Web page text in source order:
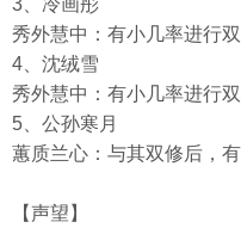
3、冷画彤
秀外慧中：有小几率进行
4、沈绒雪
秀外慧中：有小几率进行
5、公孙寒月
蕙质兰心：与其双修后，
【声望】